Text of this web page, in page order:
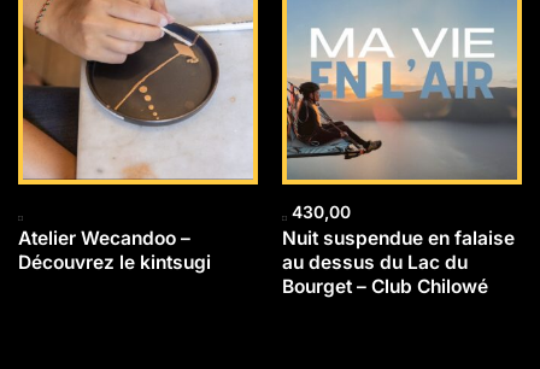
Atelier Wecandoo –
Découvrez le kintsugi
430,00
Nuit suspendue en falaise
au dessus du Lac du
Bourget – Club Chilowé